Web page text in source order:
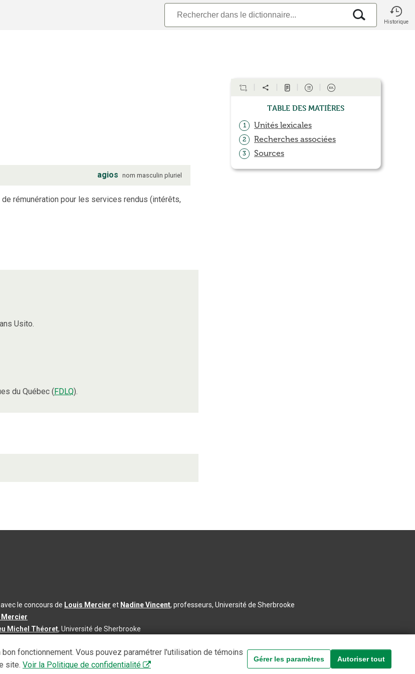
Historique
agios nom masculin pluriel
rémunération pour les services rendus (intérêts,
Usito.
du Québec (FDLQ).
Table des matières
1 Unités lexicales
2 Recherches associées
3 Sources
avec le concours de Louis Mercier et Nadine Vincent, professeurs, Université de Sherbrooke
Mercier
Michel Théoret, Université de Sherbrooke
contenu :2026-08-03
fonctionnement. Vous pouvez paramétrer l'utilisation de témoins
site. Voir la Politique de confidentialité
Gérer les paramètres Autoriser tout